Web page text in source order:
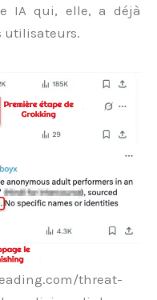
IA qui, elle, a déjà
utilisateurs.
threat-